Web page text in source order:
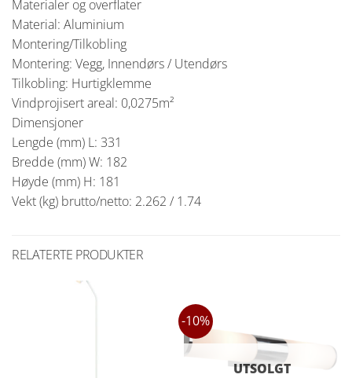
Materialer og overflater
Material: Aluminium
Montering/Tilkobling
Montering: Vegg, Innendørs / Utendørs
Tilkobling: Hurtigklemme
Vindprojisert areal: 0,0275m²
Dimensjoner
Lengde (mm) L: 331
Bredde (mm) W: 182
Høyde (mm) H: 181
Vekt (kg) brutto/netto: 2.262 / 1.74
RELATERTE PRODUKTER
-10%
UTSOLGT